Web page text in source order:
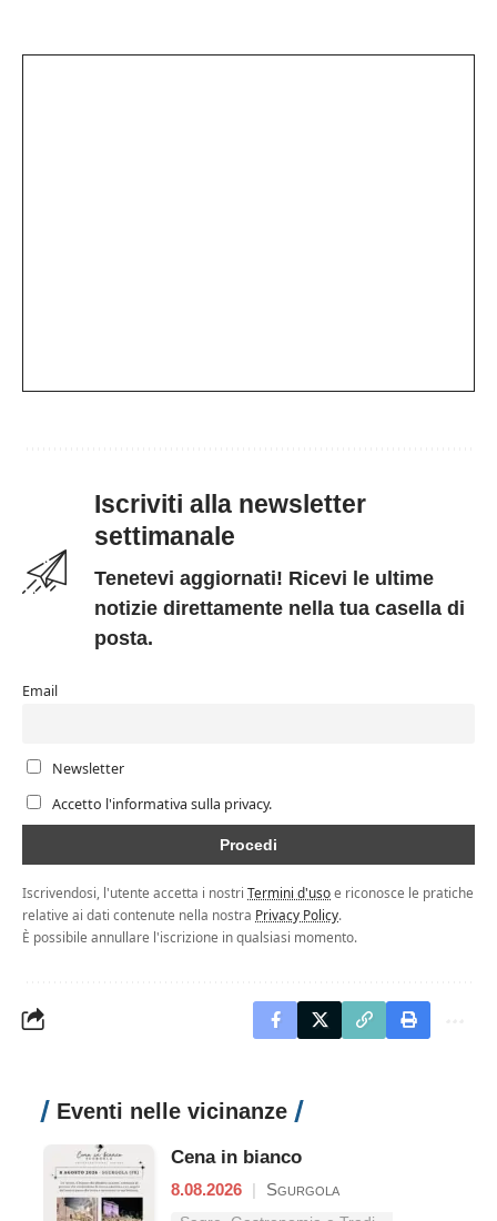
Iscriviti alla newsletter
settimanale
Tenetevi aggiornati! Ricevi le ultime
notizie direttamente nella tua casella di
posta.
Email
Newsletter
Accetto l'informativa sulla privacy.
Iscrivendosi, l'utente accetta i nostri Termini d'usoe riconosce le pratiche
relative ai dati contenute nella nostra Privacy Policy.
È possibile annullare l'iscrizione in qualsiasi momento.
Eventi nelle vicinanze
Cena in bianco
8.08.2026 | Sgurgola